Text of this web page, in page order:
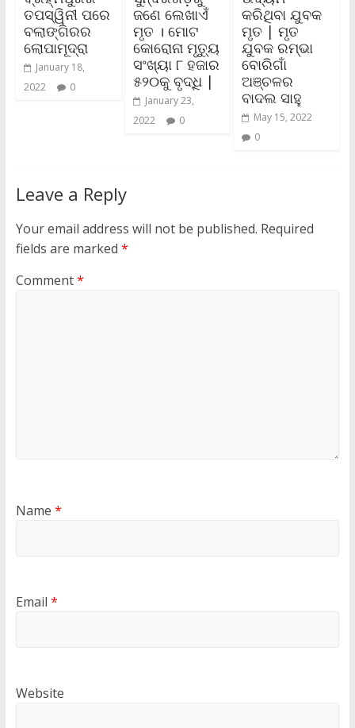
ତପସ୍ୱିନୀ ପରେ
ବଲାଙ୍ଗିରର
ଲୋପାମୂଦ୍ରା
January 18,
2022
0
ଜଣେ ଲେଖାଏଁ
ମୃତ । ମୋଟ
କୋରୋନା ମୃତ୍ୟୁ
ସଂଖ୍ୟା ୮ ହଜାର
୫୨୦କୁ ବୃଦ୍ଧି |
January 23,
2022
0
କରିଥିବା ଯୁବକ
ମୃତ | ମୃତ
ଯୁବକ ରମ୍ଭା
ବୋରିଗାଁ
ଅଞ୍ଚଳର
ବାଦଲ ସାହୁ
May 15, 2022
0
Leave a Reply
Your email address will not be published. Required
fields are marked *
Comment*
Name *
Email *
Website